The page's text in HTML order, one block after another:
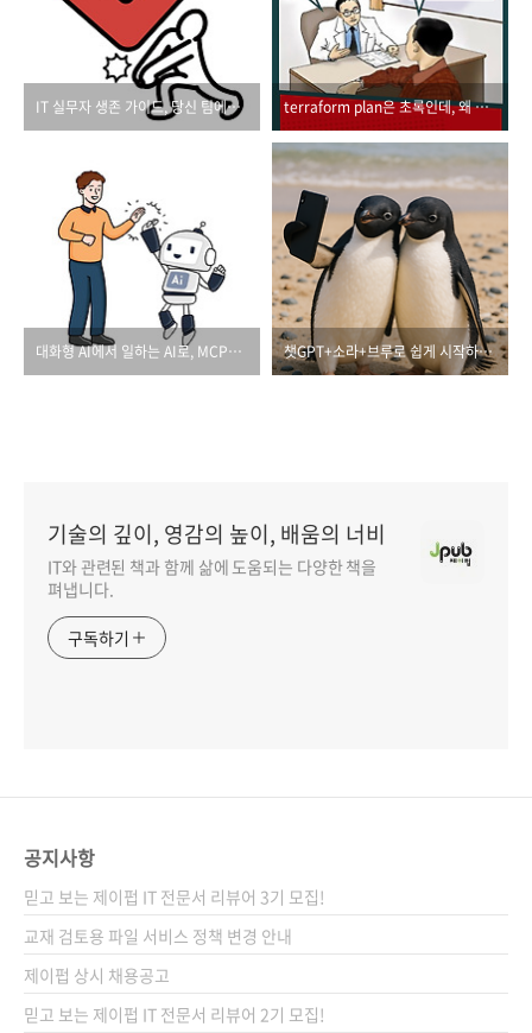
IT 실무자 생존 가이드, 당신 팀에도 '레이드'가 필요합니다 terraform plan은 초록인데, 왜 나는 불안할까
대화형 AI에서 일하는 AI로, MCP가 만드는 변화 챗GPT+소라+브루로 쉽게 시작하는 AI 영상 제작
기술의 깊이, 영감의 높이, 배움의 너비
IT와 관련된 책과 함께 삶에 도움되는 다양한 책을
펴냅니다.
구독하기
공지사항
믿고 보는 제이펍 IT 전문서 리뷰어 3기 모집!
교재 검토용 파일 서비스 정책 변경 안내
제이펍 상시 채용공고
믿고 보는 제이펍 IT 전문서 리뷰어 2기 모집!